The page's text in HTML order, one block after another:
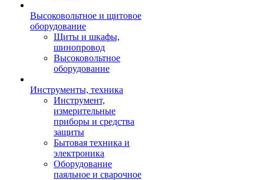
Высоковольтное и щитовое
оборудование
Щиты и шкафы,
шинопровод
Высоковольтное
оборудование
Инструменты, техника
Инструмент,
измерительные
приборы и средства
защиты
Бытовая техника и
электроника
Оборудование
паяльное и сварочное